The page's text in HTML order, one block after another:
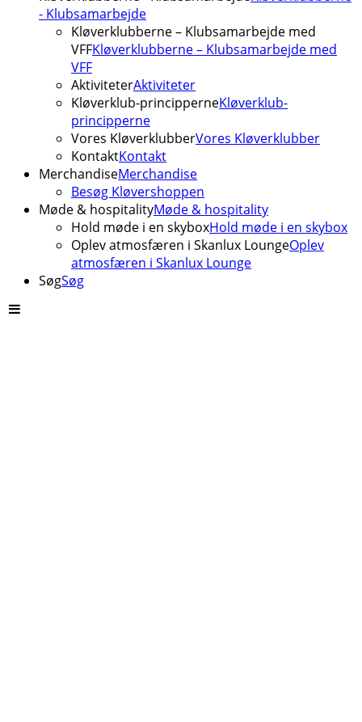
- Klubsamarbejde
Kløverklubberne – Klubsamarbejde med
VFFKløverklubberne – Klubsamarbejde med
VFF
AktiviteterAktiviteter
Kløverklub-principperneKløverklub-
principperne
Vores KløverklubberVores Kløverklubber
KontaktKontakt
MerchandiseMerchandise
Besøg Kløvershoppen
Møde & hospitalityMøde & hospitality
Hold møde i en skyboxHold møde i en skybox
Oplev atmosfæren i Skanlux LoungeOplev
atmosfæren i Skanlux Lounge
SøgSøg